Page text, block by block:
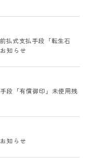
払式支払手段「転生石
知らせ
段「有償御印」未使用残
知らせ